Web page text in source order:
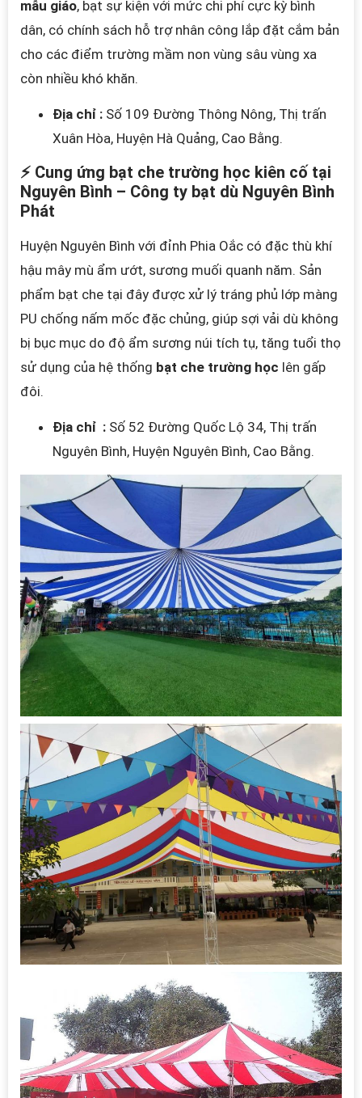
mẫu giáo, bạt sự kiện với mức chi phí cực kỳ bình
dân, có chính sách hỗ trợ nhân công lắp đặt cắm bản
cho các điểm trường mầm non vùng sâu vùng xa
còn nhiều khó khăn.
Địa chỉ : Số 109 Đường Thông Nông, Thị trấn
Xuân Hòa, Huyện Hà Quảng, Cao Bằng.
⚡ Cung ứng bạt che trường học kiên cố tại
Nguyên Bình – Công ty bạt dù Nguyên Bình
Phát
Huyện Nguyên Bình với đỉnh Phia Oắc có đặc thù khí
hậu mây mù ẩm ướt, sương muối quanh năm. Sản
phẩm bạt che tại đây được xử lý tráng phủ lớp màng
PU chống nấm mốc đặc chủng, giúp sợi vải dù không
bị bục mục do độ ẩm sương núi tích tụ, tăng tuổi thọ
sử dụng của hệ thống bạt che trường học lên gấp
đôi.
Địa chỉ : Số 52 Đường Quốc Lộ 34, Thị trấn
Nguyên Bình, Huyện Nguyên Bình, Cao Bằng.